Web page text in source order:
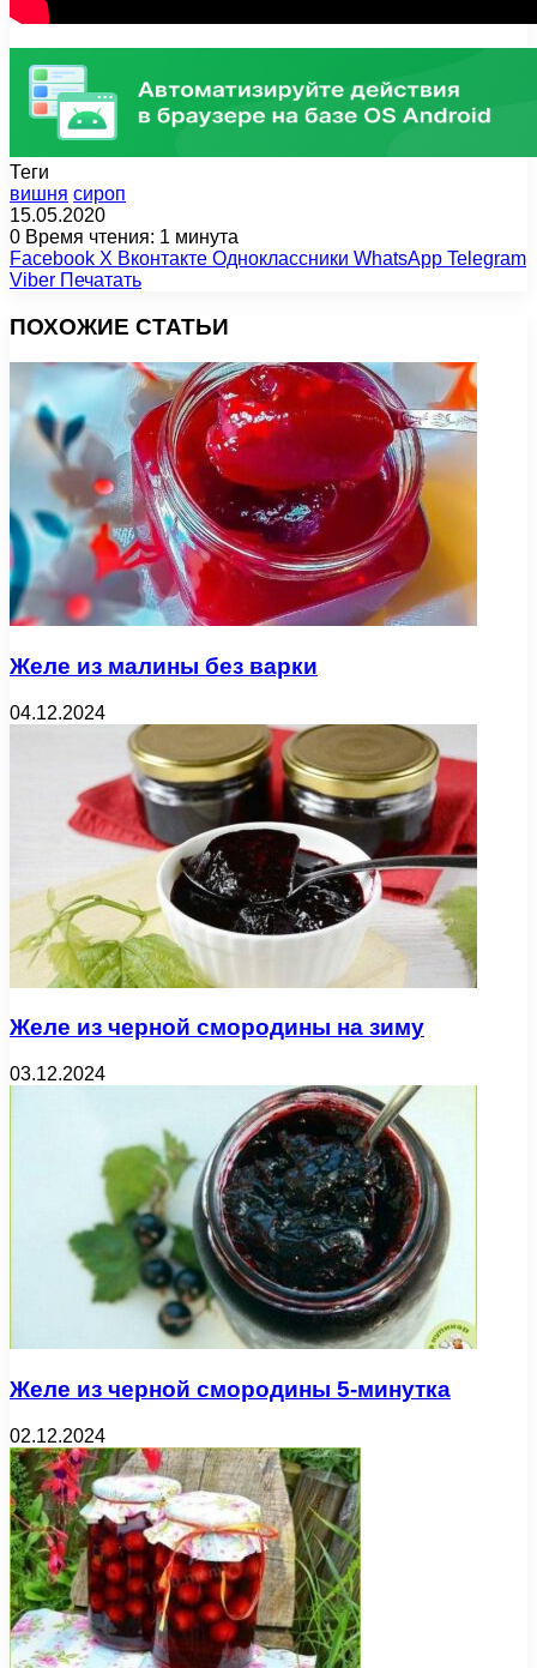
Теги
вишня сироп
15.05.2020
0 Время чтения: 1 минута
Facebook X Вконтакте Одноклассники WhatsApp Telegram
Viber Печатать
ПОХОЖИЕ СТАТЬИ
Желе из малины без варки
04.12.2024
Желе из черной смородины на зиму
03.12.2024
Желе из черной смородины 5-минутка
02.12.2024